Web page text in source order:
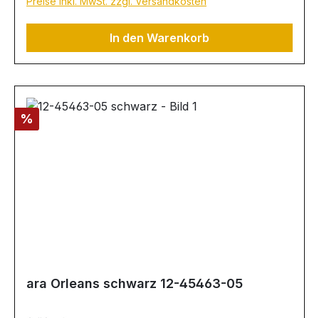
In den Warenkorb
Rabatt
%
ara Orleans schwarz 12-45463-05